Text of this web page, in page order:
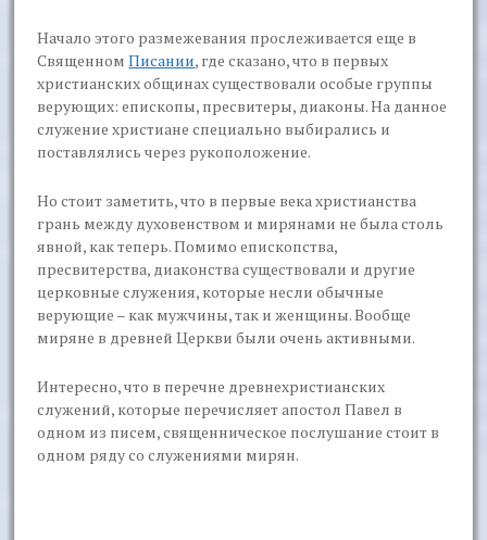
Начало этого размежевания прослеживается еще в
СвященномПисании, где сказано, что в первых
христианских общинах существовали особые группы
верующих: епископы, пресвитеры, диаконы. На данное
служение христиане специально выбирались и
поставлялись через рукоположение.
Но стоит заметить, что в первые века христианства
грань между духовенством и мирянами не была столь
явной, как теперь. Помимо епископства,
пресвитерства, диаконства существовали и другие
церковные служения, которые несли обычные
верующие – как мужчины, так и женщины. Вообще
миряне в древней Церкви были очень активными.
Интересно, что в перечне древнехристианских
служений, которые перечисляет апостол Павел в
одном из писем, священническое послушание стоит в
одном ряду со служениями мирян.